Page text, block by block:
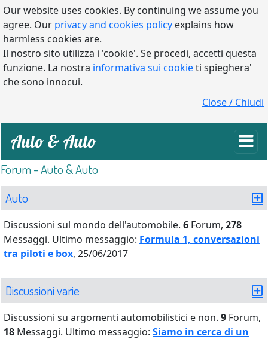
Our website uses cookies. By continuing we assume you
agree. Our privacy and cookies policy explains how
harmless cookies are.
Il nostro sito utilizza i 'cookie'. Se procedi, accetti questa
funzione. La nostra informativa sui cookieti spieghera'
che sono innocui.
Close / Chiudi
Auto & Auto
Forum - Auto & Auto
Auto
Discussioni sul mondo dell'automobile. 6 Forum, 278
Messaggi. Ultimo messaggio: Formula 1, conversazioni
tra piloti e box, 25/06/2017
Discussioni varie
Discussioni su argomenti automobilistici e non. 9 Forum,
18 Messaggi. Ultimo messaggio: Siamo in cerca di un